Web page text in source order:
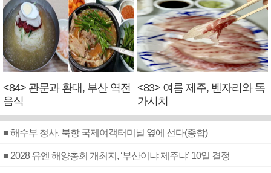
<84> 관문과 환대, 부산 역전
음식
<83> 여름 제주, 벤자리와 독
가시치
■ 해수부 청사, 북항 국제여객터미널 옆에 선다(종합)
■ 2028 유엔 해양총회 개최지, ‘부산이냐 제주냐’ 10일 결정